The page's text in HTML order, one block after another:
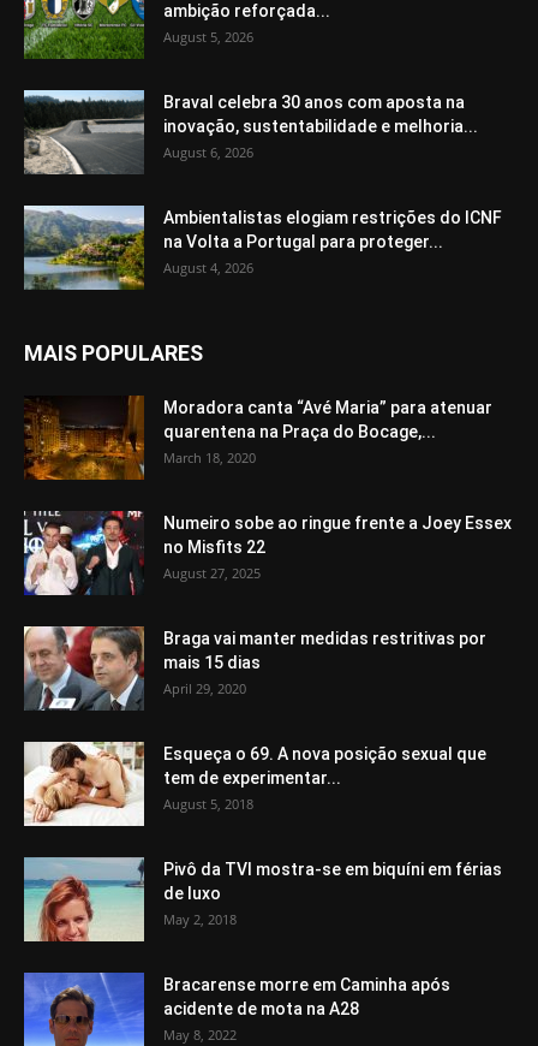
ambição reforçada...
August 5, 2026
Braval celebra 30 anos com aposta na
inovação, sustentabilidade e melhoria...
August 6, 2026
Ambientalistas elogiam restrições do ICNF
na Volta a Portugal para proteger...
August 4, 2026
MAIS POPULARES
Moradora canta “Avé Maria” para atenuar
quarentena na Praça do Bocage,...
March 18, 2020
Numeiro sobe ao ringue frente a Joey Essex
no Misfits 22
August 27, 2025
Braga vai manter medidas restritivas por
mais 15 dias
April 29, 2020
Esqueça o 69. A nova posição sexual que
tem de experimentar...
August 5, 2018
Pivô da TVI mostra-se em biquíni em férias
de luxo
May 2, 2018
Bracarense morre em Caminha após
acidente de mota na A28
May 8, 2022